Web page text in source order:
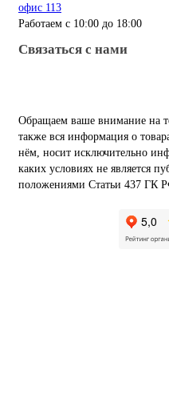
офис 113
Работаем с 10:00 до 18:00
Связаться с нами
Обращаем ваше внимание на
также вся информация о
нём, носит исключительно
каких условиях не является
положениями Статьи 437 ГК